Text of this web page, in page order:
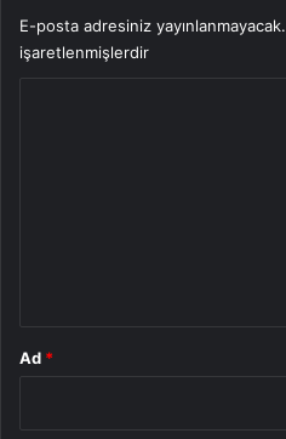
E-posta adresiniz yayınlanmayacak.
işaretlenmişlerdir
Ad *